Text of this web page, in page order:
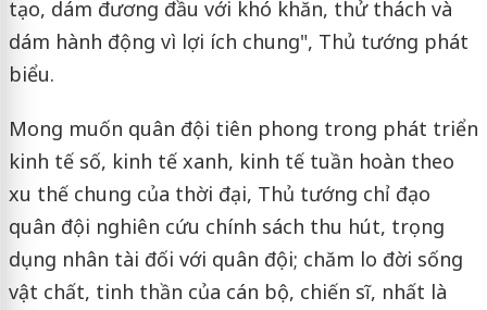
tạo, dám đương đầu với khó khăn, thử thách và
dám hành động vì lợi ích chung", Thủ tướng phát
biểu.
Mong muốn quân đội tiên phong trong phát triển
kinh tế số, kinh tế xanh, kinh tế tuần hoàn theo
xu thế chung của thời đại, Thủ tướng chỉ đạo
quân đội nghiên cứu chính sách thu hút, trọng
dụng nhân tài đối với quân đội; chăm lo đời sống
vật chất, tinh thần của cán bộ, chiến sĩ, nhất là